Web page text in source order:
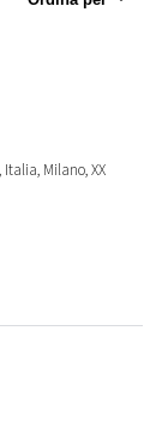
, Italia, Milano, XX